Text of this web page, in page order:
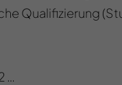
Qualifizierung